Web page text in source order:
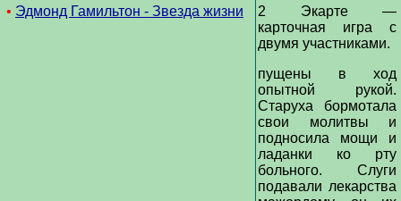
• Эдмонд Гамильтон - Звезда жизни
2 Экарте —
карточная игра с
двумя участниками.
пущены в ход
опытной рукой.
Старуха бормотала
свои молитвы и
подносила мощи и
ладанки ко рту
больного. Слуги
подавали лекарства